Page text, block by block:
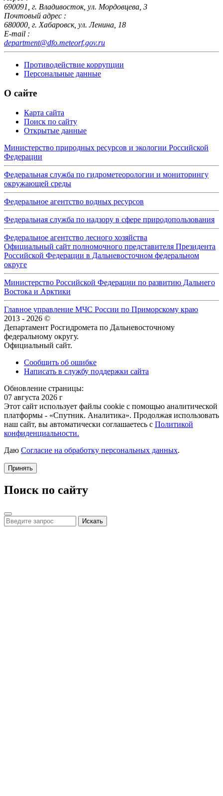
690091, г. Владивосток, ул. Мордовцева, 3
Почтовый адрес :
680000, г. Хабаровск, ул. Ленина, 18
E-mail :
department@dfo.meteorf.gov.ru
Противодействие коррупции
Персональные данные
О сайте
Карта сайта
Поиск по сайту
Открытые данные
Министерство природных ресурсов и экологии Российской
Федерации
Федеральная служба по гидрометеорологии и мониторингу
окружающей среды
Федеральное агентство водных ресурсов
Федеральная служба по надзору в сфере природопользования
Федеральное агентство лесного хозяйства
Официальный сайт полномочного представителя Президента
Российской Федерации в Дальневосточном федеральном
округе
Министерство Российской Федерации по развитию Дальнего
Востока и Арктики
Главное управление МЧС России по Приморскому краю
2013 - 2026 ©
Департамент Росгидромета по Дальневосточному
федеральному округу.
Официальный сайт.
Сообщить об ошибке
Написать в службу поддержки сайта
Обновление страницы:
07 августа 2026 г
Этот сайт использует файлы cookie с помощью аналитической
платформы - «Спутник. Аналитика». Продолжая использовать
наш сайт, вы автоматически соглашаетесь с Политикой
конфиденциальности.
Даю Согласие на обработку персональных данных.
Принять
Поиск по сайту